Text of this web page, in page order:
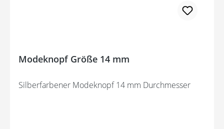
Modeknopf Größe 14 mm
Silberfarbener Modeknopf 14 mm Durchmesser